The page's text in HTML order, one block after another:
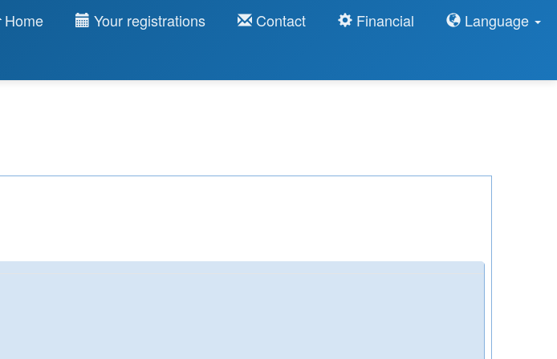
Home Your registrations Contact Financial Language